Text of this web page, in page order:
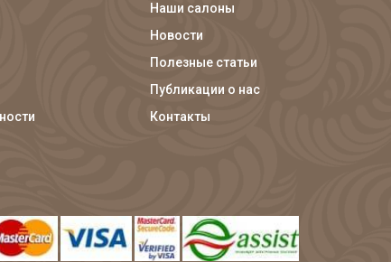
Наши салоны
Новости
Полезные статьи
Публикации о нас
Контакты